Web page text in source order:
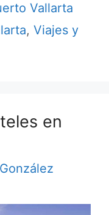
Vallarta
, Viajes y
en